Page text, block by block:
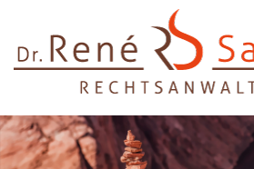
content